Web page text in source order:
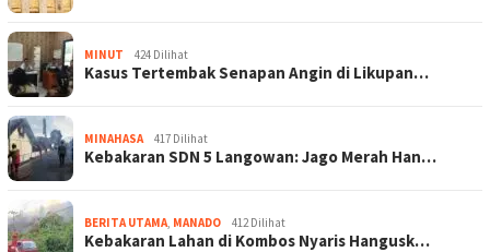
MINUT 424 Dilihat
Kasus Tertembak Senapan Angin di Likupan…
MINAHASA 417 Dilihat
Kebakaran SDN 5 Langowan: Jago Merah Han…
BERITA UTAMA, MANADO 412 Dilihat
Kebakaran Lahan di Kombos Nyaris Hangusk…